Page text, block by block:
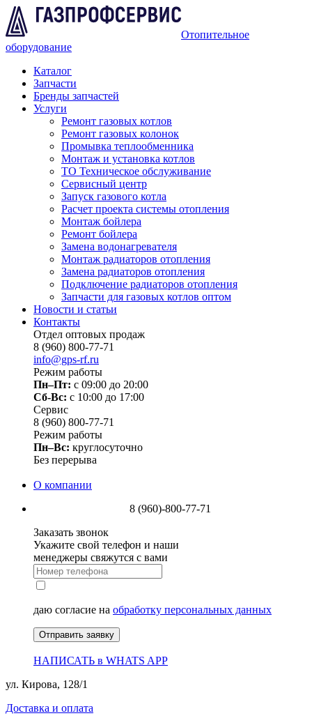
Отопительное
оборудование
Каталог
Запчасти
Бренды запчастей
Услуги
Ремонт газовых котлов
Ремонт газовых колонок
Промывка теплообменника
Монтаж и установка котлов
ТО Техническое обслуживание
Сервисный центр
Запуск газового котла
Расчет проекта системы отопления
Монтаж бойлера
Ремонт бойлера
Замена водонагревателя
Монтаж радиаторов отопления
Замена радиаторов отопления
Подключение радиаторов отопления
Запчасти для газовых котлов оптом
Новости и статьи
Контакты
Отдел оптовых продаж
8 (960) 800-77-71
info@gps-rf.ru
Режим работы
Пн–Пт: с 09:00 до 20:00
Сб-Вс: c 10:00 до 17:00
Сервис
8 (960) 800-77-71
Режим работы
Пн–Вс: круглосуточно
Без перерыва
О компании
8 (960)-800-77-71
Заказать звонок
Укажите свой телефон и наши
менеджеры свяжутся с вами
даю согласие на обработку персональных данных
Отправить заявку
НАПИСАТЬ в WHATS APP
ул. Кирова, 128/1
Доставка и оплата